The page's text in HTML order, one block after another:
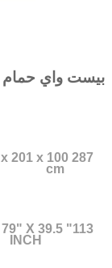
بيست واي